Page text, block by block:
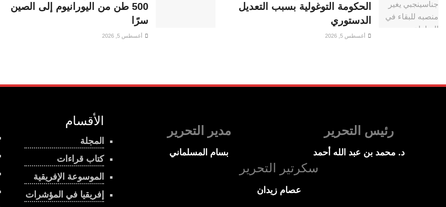
الحكومة التوغولية بسبب التعديل
الدستوري
أغسطس 5, 2026
500 طن من اليورانيوم إلى الصين
سرًا
أغسطس 5, 2026
الأقسام
المجلة
كتاب قراءات
الموسوعة الإفريقية
إفريقيا في المؤشرات
رئيس التحرير
د. محمد بن عبد الله أحمد
مدير التحرير
بسام المسلماني
سكرتير التحرير
عصام زيدان